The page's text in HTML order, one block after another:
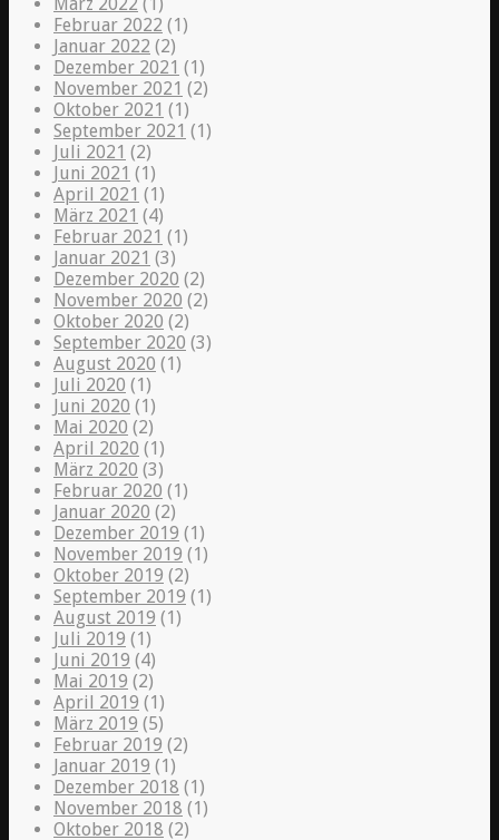
März 2022 (1)
Februar 2022 (1)
Januar 2022 (2)
Dezember 2021 (1)
November 2021 (2)
Oktober 2021 (1)
September 2021 (1)
Juli 2021 (2)
Juni 2021 (1)
April 2021 (1)
März 2021 (4)
Februar 2021 (1)
Januar 2021 (3)
Dezember 2020 (2)
November 2020 (2)
Oktober 2020 (2)
September 2020 (3)
August 2020 (1)
Juli 2020 (1)
Juni 2020 (1)
Mai 2020 (2)
April 2020 (1)
März 2020 (3)
Februar 2020 (1)
Januar 2020 (2)
Dezember 2019 (1)
November 2019 (1)
Oktober 2019 (2)
September 2019 (1)
August 2019 (1)
Juli 2019 (1)
Juni 2019 (4)
Mai 2019 (2)
April 2019 (1)
März 2019 (5)
Februar 2019 (2)
Januar 2019 (1)
Dezember 2018 (1)
November 2018 (1)
Oktober 2018 (2)